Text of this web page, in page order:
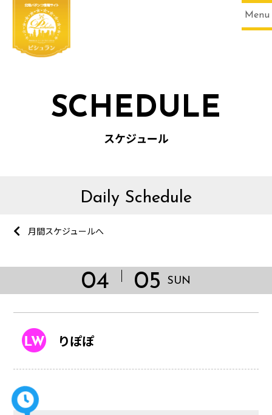
Menu
SCHEDULE
スケジュール
Daily Schedule
月間スケジュールへ
04 05 SUN
りぽぽ